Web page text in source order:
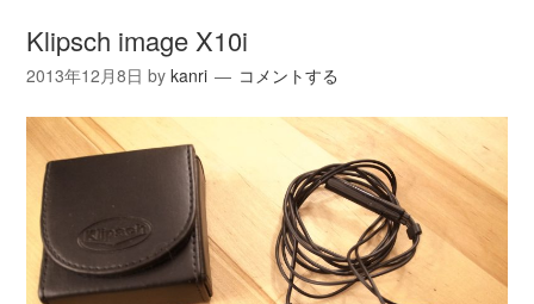
Klipsch image X10i
2013年12月8日 bykanri コメントする